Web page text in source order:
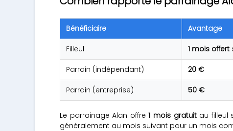
Bénéficiaire Avantage
Filleul 1 mois offert
Parrain (indépendant) 20 €
Parrain (entreprise) 50 €
Le parrainage Alan offre1 mois gratuitau filleul
généralement au mois suivant pour un mois